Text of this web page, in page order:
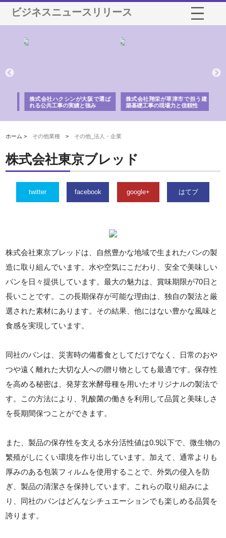
ビジネスニュースリリース
株式会社ハクシンが大阪で選ば
れる公共工事の実績と強み
株式会社翔栄が草津市で担う建
築基礎工事の現場力と信頼性
ホーム > その他業種 > その他_法人・企業
株式会社東京ブレッド
twitter facebook google+ はてブ
株式会社東京ブレッドは、自然豊かな地域で生まれたパンの製
造に取り組んでいます。水や空気にこだわり、安全で美味しい
パンを日々提供しています。最大の魅力は、賞味期限が70日と
長いことです。この長期保存が可能な理由は、独自の製法と厳
選された素材にあります。その結果、他にはない豊かな風味と
食感を実現しています。
同社のパンは、災害時の備蓄食としてだけでなく、日常のおや
つや遠く離れた大切な人への贈り物としても最適です。保存性
を高める秘密は、発芽玄米酵母種を用いたオリジナルの製法で
す。この方法により、乳酸菌の働きを利用して品質と美味しさ
を長期間保つことができます。
また、製品の保存性を支える水分活性値は0.9以下で、微生物の
繁殖がしにくい環境を作り出しています。加えて、通常よりも
厚みのある包装フィルムを使用することで、外気の侵入を防
ぎ、製品の清潔さを保持しています。これらの取り組みによ
り、同社のパンはどんなシチュエーションでも楽しめる品質を
誇ります。